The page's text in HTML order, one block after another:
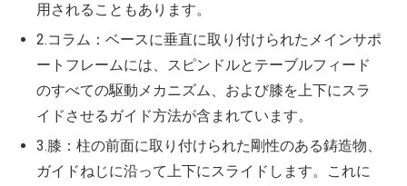
用されることもあります。
2.コラム：ベースに垂直に取り付けられたメインサポ
ートフレームには、スピンドルとテーブルフィード
のすべての駆動メカニズム、および膝を上下にスラ
イドさせるガイド方法が含まれています。
3.膝：柱の前面に取り付けられた剛性のある鋳造物、
ガイドねじに沿って上下にスライドします。これに